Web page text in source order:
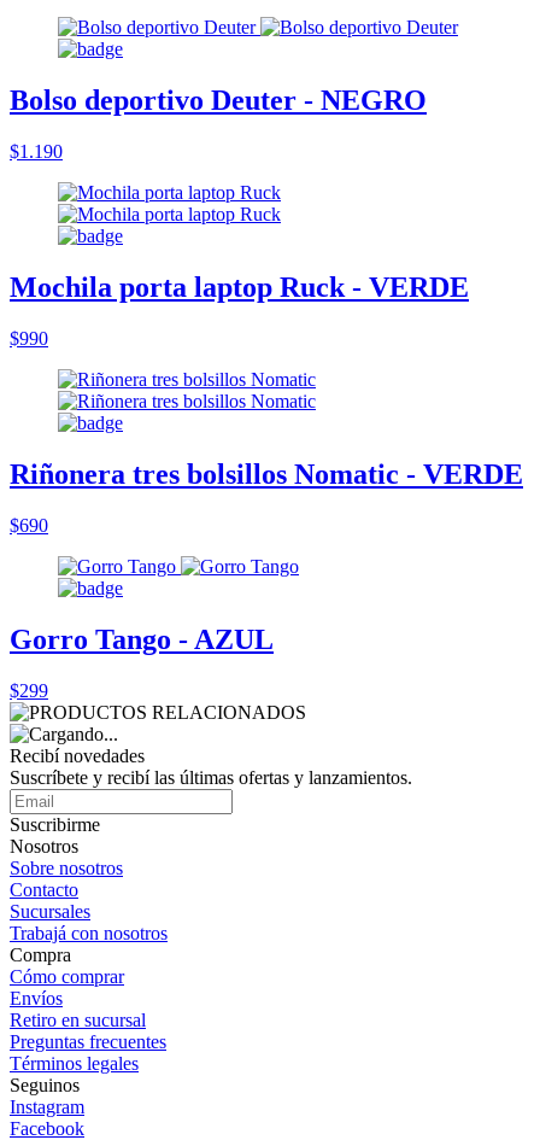
Bolso deportivo Deuter - NEGRO
$1.190
Mochila porta laptop Ruck - VERDE
$990
Riñonera tres bolsillos Nomatic - VERDE
$690
Gorro Tango - AZUL
$299
Recibí novedades
Suscríbete y recibí las últimas ofertas y lanzamientos.
Suscribirme
Nosotros
Sobre nosotros
Contacto
Sucursales
Trabajá con nosotros
Compra
Cómo comprar
Envíos
Retiro en sucursal
Preguntas frecuentes
Términos legales
Seguinos
Instagram
Facebook